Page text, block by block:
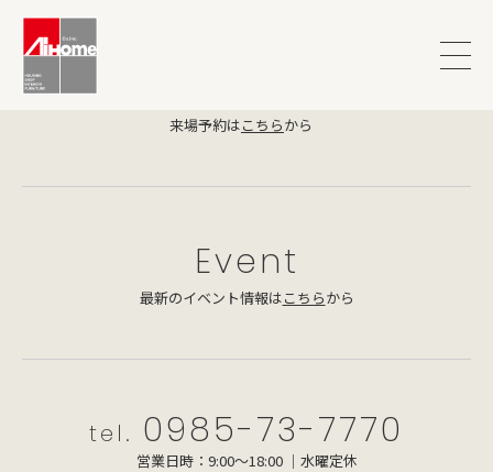
来場予約はこちらから
Event
最新のイベント情報はこちらから
tel. 0985-73-7770
営業日時：9:00～18:00 ｜水曜定休